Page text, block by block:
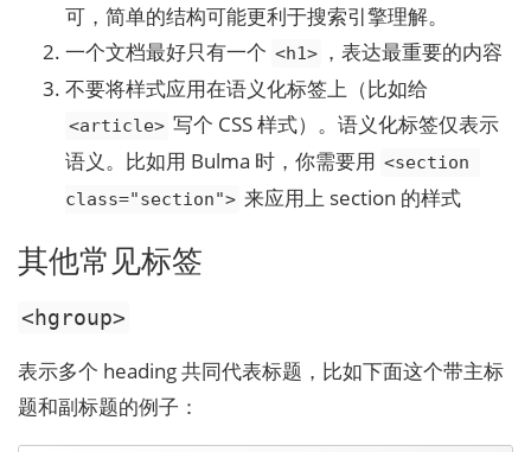
可，简单的结构可能更利于搜索引擎理解。
一个文档最好只有一个 <h1> ，表达最重要的内容
不要将样式应用在语义化标签上（比如给
<article> 写个 CSS 样式）。语义化标签仅表示
语义。比如用 Bulma 时，你需要用 <section
class="section"> 来应用上 section 的样式
其他常见标签
<hgroup>
表示多个 heading 共同代表标题，比如下面这个带主标
题和副标题的例子：